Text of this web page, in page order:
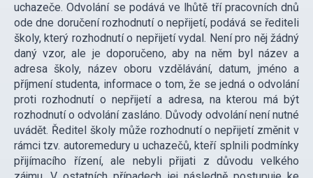
uchazeče. Odvolání se podává ve lhůtě tří pracovních dnů
ode dne doručení rozhodnutí o nepřijetí, podává se řediteli
školy, který rozhodnutí o nepřijetí vydal. Není pro něj žádný
daný vzor, ale je doporučeno, aby na něm byl název a
adresa školy, název oboru vzdělávání, datum, jméno a
příjmení studenta, informace o tom, že se jedná o odvolání
proti rozhodnutí o nepřijetí a adresa, na kterou má být
rozhodnutí o odvolání zasláno. Důvody odvolání není nutné
uvádět. Ředitel školy může rozhodnutí o nepřijetí změnit v
rámci tzv. autoremedury u uchazečů, kteří splnili podmínky
přijímacího řízení, ale nebyli přijati z důvodu velkého